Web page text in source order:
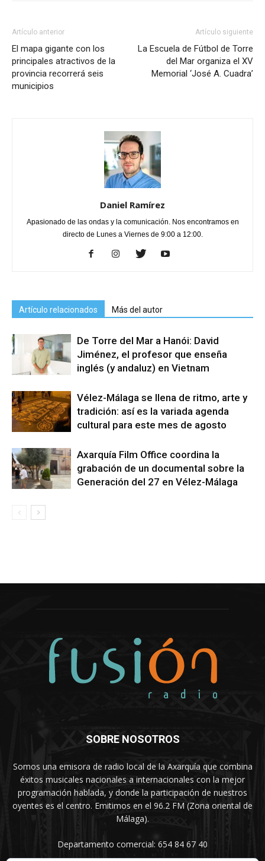
Artículo anterior
El mapa gigante con los
principales atractivos de la
provincia recorrerá seis
municipios
Artículo siguiente
La Escuela de Fútbol de Torre
del Mar organiza el XV
Memorial ‘José A. Cuadra’
Daniel Ramírez
Apasionado de las ondas y la comunicación. Nos encontramos en
directo de Lunes a Viernes de 9:00 a 12:00.
Artículo relacionados Más del autor
De Torre del Mar a Hanói: David
Jiménez, el profesor que enseña
inglés (y andaluz) en Vietnam
Vélez-Málaga se llena de ritmo, arte y
tradición: así es la variada agenda
cultural para este mes de agosto
Axarquía Film Office coordina la
grabación de un documental sobre la
Generación del 27 en Vélez-Málaga
SOBRE NOSOTROS
Somos una emisora de radio local de la Axarquía que combina
éxitos musicales nacionales a internacionales con la mejor
programación hablada, y donde la participación de nuestros
oyentes es el centro. Emitimos en el 96.2 FM (Zona oriental de
Málaga).
Departamento comercial: 654 84 67 40